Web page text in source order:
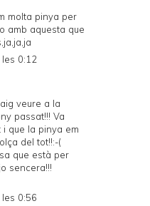
molta pinya per
amb aquesta que
les 0:12
veure a la
passat!!! Va
que la pinya em
del tot!!:-(
que està per
sencera!!!
les 0:56